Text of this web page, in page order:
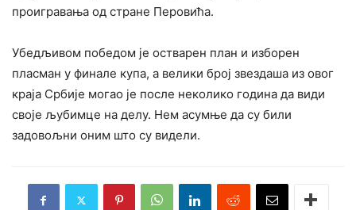
проигравања од стране Перовића.
Убедљивом победом је остварен план и изборен
пласман у финале купа, а велики број звездаша из овог
краја Србије могао је после неколико година да види
своје љубимце на делу. Нем асумње да су били
задовољни оним што су видели.